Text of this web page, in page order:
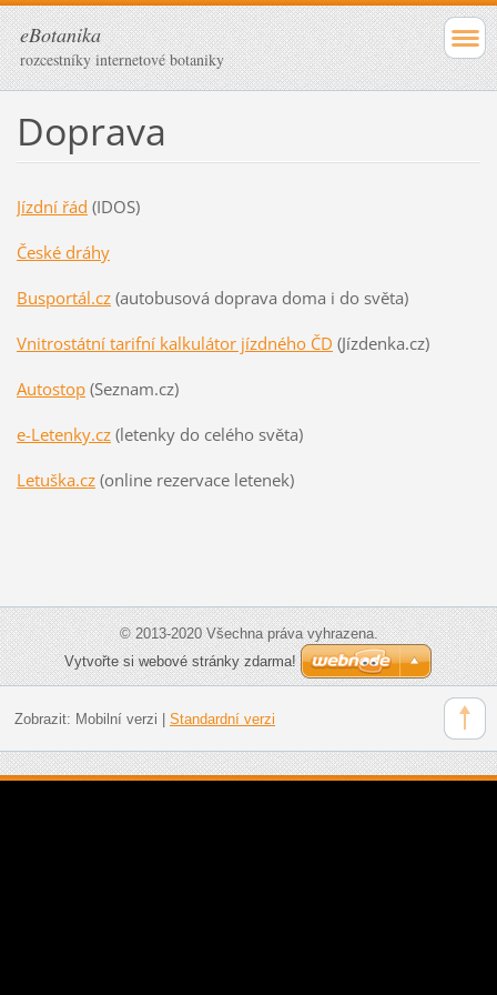
eBotanika
rozcestníky internetové botaniky
Doprava
Jízdní řád (IDOS)
České dráhy
Busportál.cz(autobusová doprava doma i do světa)
Vnitrostátní tarifní kalkulátor jízdného ČD (Jízdenka.cz)
Autostop(Seznam.cz)
e-Letenky.cz(letenky do celého světa)
Letuška.cz(online rezervace letenek)
© 2013-2020 Všechna práva vyhrazena.
Vytvořte si webové stránky zdarma!
Zobrazit: Mobilní verzi Standardní verzi